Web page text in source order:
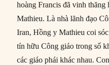
hoàng Francis đã vinh
Mathieu. Là nhà lãnh đạo
Iran, Hồng y Mathieu coi
tín hữu Công giáo trong số
các giáo phái khác nhau.